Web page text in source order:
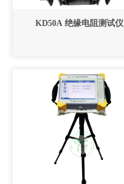
KD50A 绝缘电阻测试仪